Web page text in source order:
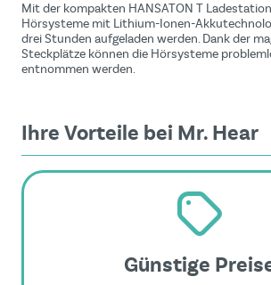
Mit der kompakten HANSATON T
Hörsysteme mit Lithium-Ionen-
drei Stunden aufgeladen werden. Dank der
Steckplätze können die Hörsysteme
entnommen werden.
Ihre Vorteile bei Mr. Hear
Günstige